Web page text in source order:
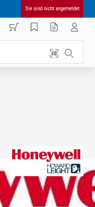
Sie sind nicht angemeldet